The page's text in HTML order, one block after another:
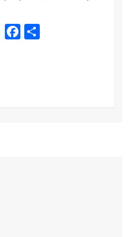
Facebook
Share